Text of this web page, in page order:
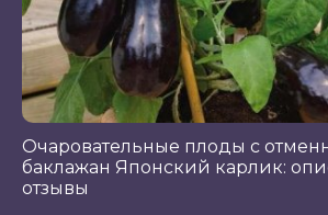
Очаровательные плоды с
баклажан Японский карлик:
отзывы